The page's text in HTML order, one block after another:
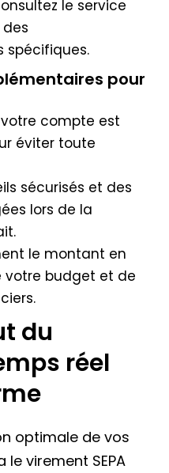
le service
spécifiques.
pour
compte est
éviter toute
sécurisés et des
lors de la
le montant en
budget et de
du
réel
optimale de vos
virement SEPA